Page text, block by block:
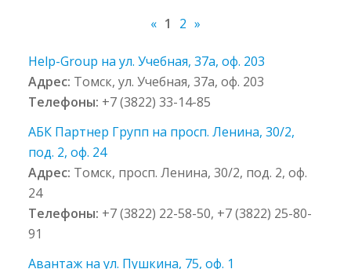
« 1 2 »
Help-Group на ул. Учебная, 37а, оф. 203
Адрес: Томск, ул. Учебная, 37а, оф. 203
Телефоны: +7 (3822) 33-14-85
АБК Партнер Групп на просп. Ленина, 30/2,
под. 2, оф. 24
Адрес: Томск, просп. Ленина, 30/2, под. 2, оф.
24
Телефоны: +7 (3822) 22-58-50, +7 (3822) 25-80-
91
Авантаж на ул. Пушкина, 75, оф. 1